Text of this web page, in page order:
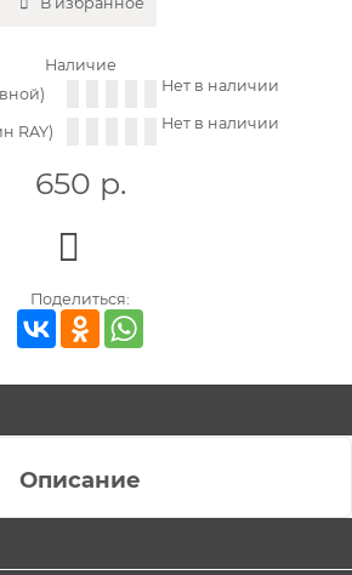
Наличие
Нет в наличии
RAY) Нет в наличии
650 р.
Поделиться:
Описание